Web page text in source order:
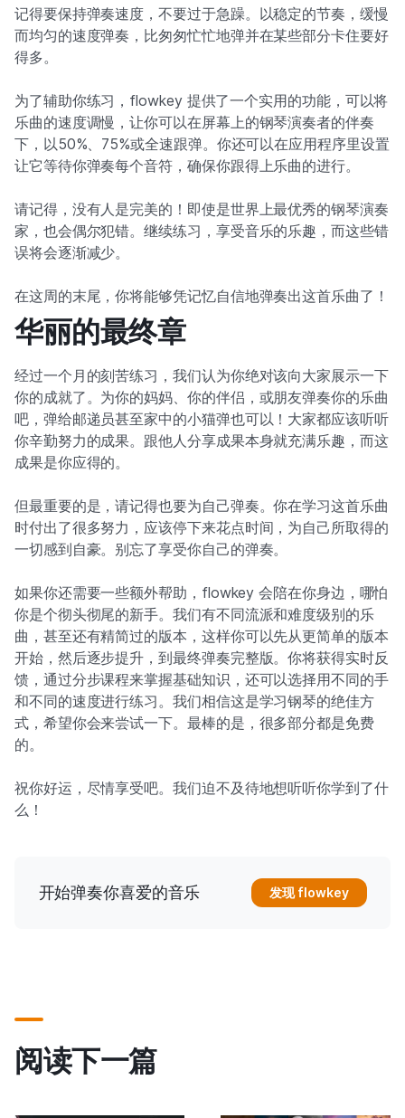
记得要保持弹奏速度，不要过于急躁。以稳定的节奏，缓慢
而均匀的速度弹奏，比匆匆忙忙地弹并在某些部分卡住要好
得多。
为了辅助你练习，flowkey 提供了一个实用的功能，可以将
乐曲的速度调慢，让你可以在屏幕上的钢琴演奏者的伴奏
下，以50%、75%或全速跟弹。你还可以在应用程序里设置
让它等待你弹奏每个音符，确保你跟得上乐曲的进行。
请记得，没有人是完美的！即使是世界上最优秀的钢琴演奏
家，也会偶尔犯错。继续练习，享受音乐的乐趣，而这些错
误将会逐渐减少。
在这周的末尾，你将能够凭记忆自信地弹奏出这首乐曲了！
华丽的最终章
经过一个月的刻苦练习，我们认为你绝对该向大家展示一下
你的成就了。为你的妈妈、你的伴侣，或朋友弹奏你的乐曲
吧，弹给邮递员甚至家中的小猫弹也可以！大家都应该听听
你辛勤努力的成果。跟他人分享成果本身就充满乐趣，而这
成果是你应得的。
但最重要的是，请记得也要为自己弹奏。你在学习这首乐曲
时付出了很多努力，应该停下来花点时间，为自己所取得的
一切感到自豪。别忘了享受你自己的弹奏。
如果你还需要一些额外帮助，flowkey 会陪在你身边，哪怕
你是个彻头彻尾的新手。我们有不同流派和难度级别的乐
曲，甚至还有精简过的版本，这样你可以先从更简单的版本
开始，然后逐步提升，到最终弹奏完整版。你将获得实时反
馈，通过分步课程来掌握基础知识，还可以选择用不同的手
和不同的速度进行练习。我们相信这是学习钢琴的绝佳方
式，希望你会来尝试一下。最棒的是，很多部分都是免费
的。
祝你好运，尽情享受吧。我们迫不及待地想听听你学到了什
么！
开始弹奏你喜爱的音乐 发现 flowkey
阅读下一篇